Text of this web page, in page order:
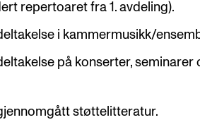
repertoaret fra 1. avdeling).
i kammermusikk/
på konserter, seminarer
støttelitteratur.